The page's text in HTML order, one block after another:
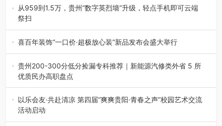
践，牢牢紧扣 “雅韵传普…
从959到1.5万，贵州“数字英烈墙”升级，轻点手机即可云端
祭扫
八一建军节到来之际，由贵州省退役军人事务厅指导，贵阳
市退役军人事务局联合贵州广电…
喜百年装饰“一口价·超极放心装”新品发布会盛大举行
2026年7月31日，喜百年装饰“一口价·超极放心装”新品发布
会在贵阳隆重举行。…
贵州200-300分低分捡漏专科推荐｜新能源汽修类外省 5 所
优质民办高职盘点
在贵州省高考志愿填报体系中，200至300分数段考生可选择
的省内工科、新能源汽车…
以乐会友·共赴清凉 第四届“爽爽贵阳·青春之声”校园艺术交流
活动启动
七月的贵阳，清风送爽，第四届“爽爽贵阳·青春之声”校园管